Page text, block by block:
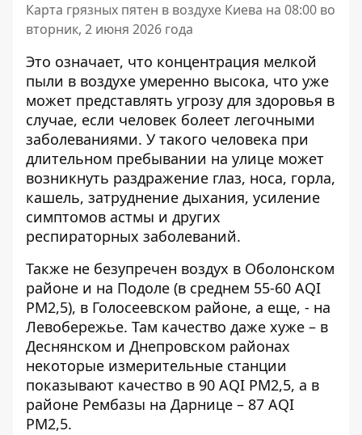
Карта грязных пятен в воздухе Киева на 08:00 во
вторник, 2 июня 2026 года
Это означает, что концентрация мелкой
пыли в воздухе умеренно высока, что уже
может представлять угрозу для здоровья в
случае, если человек болеет легочными
заболеваниями. У такого человека при
длительном пребывании на улице может
возникнуть раздражение глаз, носа, горла,
кашель, затруднение дыхания, усиление
симптомов астмы и других
респираторных заболеваний.
Также не безупречен воздух в Оболонском
районе и на Подоле (в среднем 55-60 AQI
PM2,5), в Голосеевском районе, а еще, - на
Левобережье. Там качество даже хуже – в
Деснянском и Днепровском районах
некоторые измерительные станции
показывают качество в 90 AQI PM2,5, а в
районе Рембазы на Дарнице – 87 AQI
PM2,5.